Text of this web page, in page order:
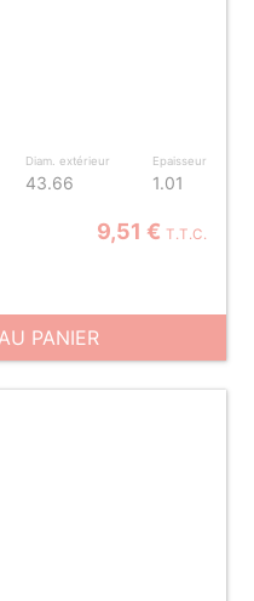
Diam. extérieur
43.66
Epaisseur
1.01
9,51 € T.T.C.
PANIER